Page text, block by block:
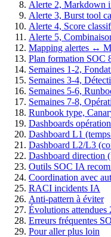
Alerte 2, Markdown
Alerte 3, Burst tool
Alerte 4, Score
Alerte 5,
Mapping alertes ↔
Plan formation SOC
Semaines 1-2,
Semaines 3-4,
Semaines 5-6,
Semaines 7-8,
Runbook type,
Dashboards
Dashboard L1
Dashboard L2/L3
Dashboard direction
Outils SOC IA
Coordination avec
RACI incidents IA
Anti-pattern à éviter
Évolutions attendues
Erreurs fréquentes
Pour aller plus loin